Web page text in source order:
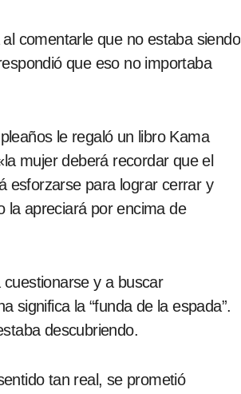
comentarle que no estaba siendo
que eso no importaba
le regaló un libro Kama
mujer deberá recordar que el
esforzarse para lograr cerrar y
la apreciará por encima de
y a buscar
significa la “funda de la espada”.
descubriendo.
tan real, se prometió